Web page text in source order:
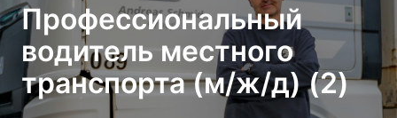
Профессиональный
водитель местного
транспорта (м/ж/д) (2)